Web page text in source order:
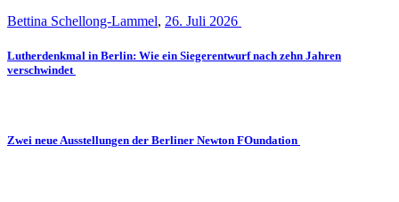
Bettina Schellong-Lammel, 26. Juli 2026
Lutherdenkmal in Berlin: Wie ein Siegerentwurf nach zehn Jahren
verschwindet
Zwei neue Ausstellungen der Berliner Newton FOundation